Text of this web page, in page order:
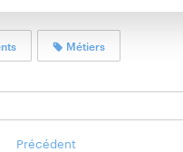
Métiers
Précédent